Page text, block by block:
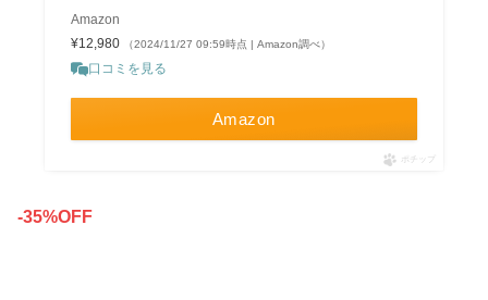
Amazon
¥12,980
（2024/11/27 09:59時点 | Amazon調べ）
口コミを見る
Amazon
ポチップ
-35%OFF